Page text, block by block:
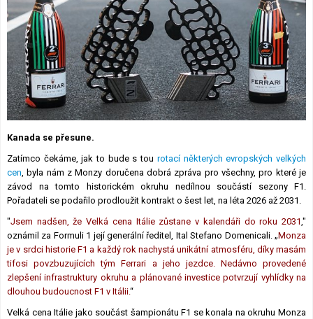
Kalendář F1
Výsledky F1
Týmy a jezdci F1
Okruhy F1
Kanada se přesune.
Zatímco čekáme, jak to bude s tou rotací některých evropských velkých
cen, byla nám z Monzy doručena dobrá zpráva pro všechny, pro které je
závod na tomto historickém okruhu nedílnou součástí sezony F1.
Pořadateli se podařilo prodloužit kontrakt o šest let, na léta 2026 až 2031.
"Jsem nadšen, že Velká cena Itálie zůstane v kalendáři do roku 2031,"
oznámil za Formuli 1 její generální ředitel, Ital Stefano Domenicali. „Monza
je v srdci historie F1 a každý rok nachystá unikátní atmosféru, díky masám
tifosi povzbuzujících tým Ferrari a jeho jezdce. Nedávno provedené
zlepšení infrastruktury okruhu a plánované investice potvrzují vyhlídky na
dlouhou budoucnost F1 v Itálii.“
Velká cena Itálie jako součást šampionátu F1 se konala na okruhu Monza